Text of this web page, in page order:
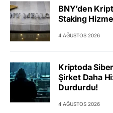
BNY’den
Staking
4 AĞUSTOS 2026
Kriptoda
Şirket Daha
Durdurdu!
4 AĞUSTOS 2026